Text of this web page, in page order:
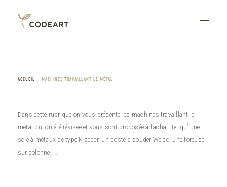
ACCUEIL — MACHINES TRAVAILLANT LE MÉTAL
Dans cette rubrique on vous présente les machines travaillant le
métal qui on été révisée et vous sont proposée à l’achat, tel qu’ une
scie à métaux de type Klaeber, un poste à souder Welco, une foreuse
sur colonne, …